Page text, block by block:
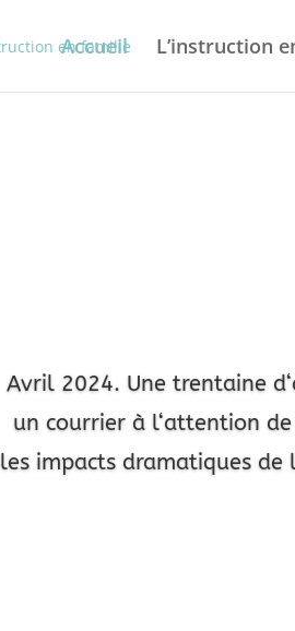
Accueil L’instruction
Avril 2024. Une trentaine d
un courrier à l‘attention
les impacts dramatiques de l